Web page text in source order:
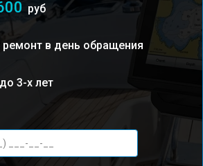
руб
ремонт в день обращения
3-х лет